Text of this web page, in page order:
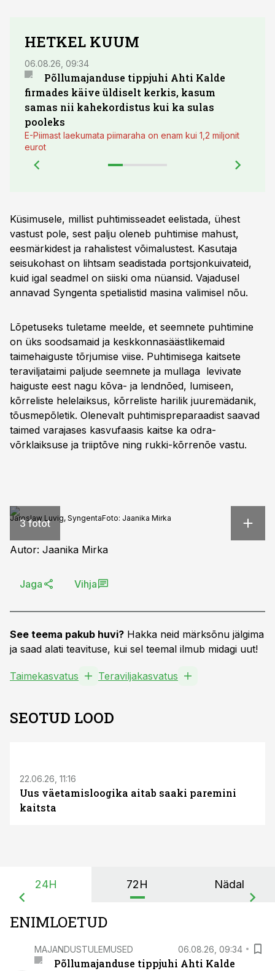
HETKEL KUUM
06.08.26, 09:34
Põllumajanduse tippjuhi Ahti Kalde
firmades käive üldiselt kerkis, kasum
samas nii kahekordistus kui ka sulas
pooleks
E-Piimast laekumata piimaraha on enam kui 1,2 miljonit
eurot
Küsimusele, millist puhtimisseadet eelistada, ühest
vastust pole, sest palju oleneb puhtimise mahust,
eesmärkidest ja rahalistest võimalustest. Kasutaja
seisukohast on lihtsam seadistada portsjonkuivateid,
kuid igal seadmel on siiski oma nüansid. Vajadusel
annavad Syngenta spetialistid masina valimisel nõu.
Lõpetuseks tuletame meelde, et seemnete puhtimine
on üks soodsamaid ja keskkonnasäästlikemaid
taimehaiguste tõrjumise viise. Puhtimisega kaitsete
teraviljataimi paljude seemnete ja mullaga levivate
haiguste eest nagu kõva- ja lendnõed, lumiseen,
kõrreliste helelaiksus, kõrreliste harilik juuremädanik,
tõusmepõletik. Olenevalt puhtimispreparaadist saavad
taimed varajases kasvufaasis kaitse ka odra-
võrklaiksuse ja triiptõve ning rukki-kõrrenõe vastu.
3 fotot
Jaroslaw Luvig, SyngentaFoto: Jaanika Mirka
Autor: Jaanika Mirka
Jaga Vihja
See teema pakub huvi? Hakka neid märksõnu jälgima
ja saad alati teavituse, kui sel teemal ilmub midagi uut!
Taimekasvatus Teraviljakasvatus
SEOTUD LOOD
22.06.26, 11:16
Uus väetamisloogika aitab saaki paremini
kaitsta
24H 72H Nädal
ENIMLOETUD
MAJANDUSTULEMUSED 06.08.26, 09:34
Põllumajanduse tippjuhi Ahti Kalde